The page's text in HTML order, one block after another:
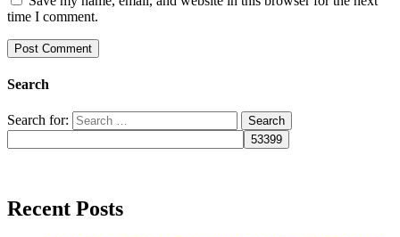
time I comment.
Search
Search for:
Recent Posts